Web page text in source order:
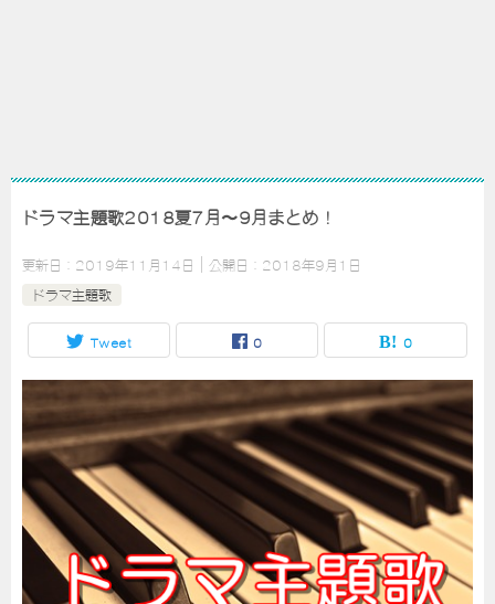
ドラマ主題歌2018夏7月〜9月まとめ！
更新日： 2019年11月14日 公開日： 2018年9月1日
ドラマ主題歌
Tweet 0 0